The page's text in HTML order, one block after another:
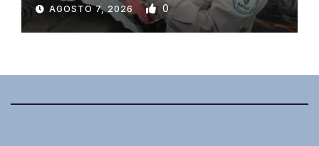
AGOSTO 7, 2026 0